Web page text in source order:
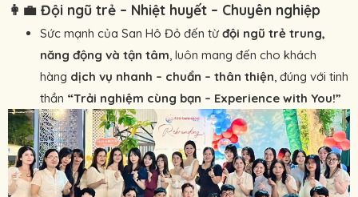
👩‍💼 Đội ngũ trẻ – Nhiệt huyết – Chuyên nghiệp
Sức mạnh của San Hô Đỏ đến từđội ngũ trẻ trung,
năng động và tận tâm, luôn mang đến cho khách
hàng dịch vụ nhanh – chuẩn – thân thiện, đúng với tinh
thần “Trải nghiệm cùng bạn – Experience with You!”